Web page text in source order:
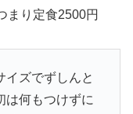
まり定食2500円
イズでずしんと
は何もつけずに